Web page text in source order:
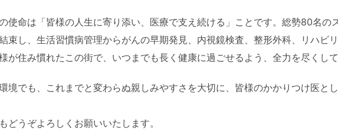
使命は「皆様の人生に寄り添い、医療で支え続ける」ことです。総勢80名の
束し、生活習慣病管理からがんの早期発見、内視鏡検査、整形外科、リハビ
が住み慣れたこの街で、いつまでも長く健康に過ごせるよう、全力を尽くして
境でも、これまでと変わらぬ親しみやすさを大切に、皆様のかかりつけ医と
どうぞよろしくお願いいたします。